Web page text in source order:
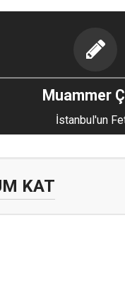
Muammer
İstanbul'un
KAT